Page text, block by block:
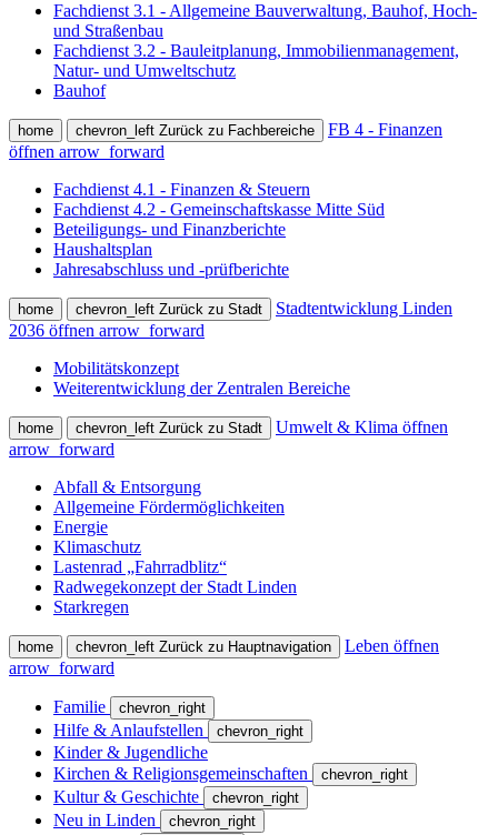
Fachdienst 3.1 - Allgemeine Bauverwaltung, Bauhof, Hoch-
und Straßenbau
Fachdienst 3.2 - Bauleitplanung, Immobilienmanagement,
Natur- und Umweltschutz
Bauhof
home chevron_left Zurück zu Fachbereiche
FB 4 - Finanzen
öffnen arrow_forward
Fachdienst 4.1 - Finanzen & Steuern
Fachdienst 4.2 - Gemeinschaftskasse Mitte Süd
Beteiligungs- und Finanzberichte
Haushaltsplan
Jahresabschluss und -prüfberichte
home chevron_left Zurück zu Stadt
Stadtentwicklung Linden
2036 öffnen arrow_forward
Mobilitätskonzept
Weiterentwicklung der Zentralen Bereiche
home chevron_left Zurück zu Stadt
Umwelt & Klima öffnen
arrow_forward
Abfall & Entsorgung
Allgemeine Fördermöglichkeiten
Energie
Klimaschutz
Lastenrad „Fahrradblitz“
Radwegekonzept der Stadt Linden
Starkregen
home chevron_left Zurück zu Hauptnavigation
Leben öffnen
arrow_forward
Familie chevron_right
Hilfe & Anlaufstellen chevron_right
Kinder & Jugendliche
Kirchen & Religionsgemeinschaften
chevron_right
Kultur & Geschichte chevron_right
Neu in Linden chevron_right